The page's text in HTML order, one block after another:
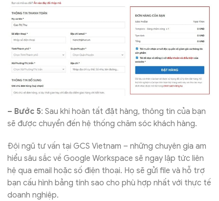
– Bước 5: Sau khi hoàn tất đặt hàng, thông tin của bạn
sẽ được chuyển đến hệ thống chăm sóc khách hàng.
Đội ngũ tư vấn tại GCS Vietnam – những chuyên gia am
hiểu sâu sắc về Google Workspace sẽ ngay lập tức liên
hệ qua email hoặc số điện thoại. Họ sẽ gửi file và hỗ trợ
bạn cấu hình bảng tính sao cho phù hợp nhất với thực tế
doanh nghiệp.